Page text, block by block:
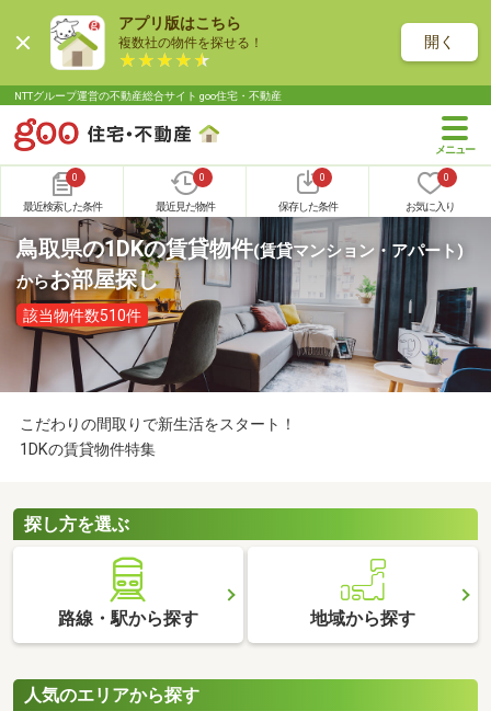
アプリ版はこちら
複数社の物件を探せる！ 開く
NTTグループ運営の不動産総合サイト goo住宅・不動産
0
最近検索した条件
0
最近見た物件
0
保存した条件
0
お気に入り
鳥取県の1DKの賃貸物件(賃貸マンション・アパート)
からお部屋探し
該当物件数510件
こだわりの間取りで新生活をスタート！
1DKの賃貸物件特集
探し方を選ぶ
路線・駅から探す 地域から探す
人気のエリアから探す